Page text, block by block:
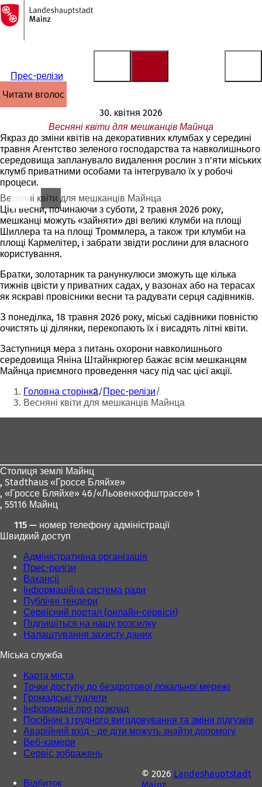
Перейти до змісту
На
головну
сторінку
Прес-релізи
читати вголос
30. квітня 2026
Весняні квіти для мешканців Майнца
Якраз до зміни квітів на декоративних клумбах у середині
травня Агентство зеленого господарства та навколишнього
середовища запланувало видалення рослин з п'яти міських
клумб приватними особами та інтегрувало їх у робочі
процеси.
Весняні квіти для мешканців Майнца
Цієї весни, починаючи з суботи, 2 травня 2026 року,
мешканці можуть «зайняти» дві великі клумби на площі
Шиллера та на площі Троммлера, а також три клумби на
площі Кармелітер, і забрати звідти рослини для власного
користування.
Братки, золотарник та ранункулюси зможуть ще кілька
тижнів цвісти у приватних садах, у вазонах або на терасах
як яскраві провісники весни та радувати серця садівників.
З понеділка, 18 травня 2026 року, міські садівники повністю
очистять ці ділянки, перекопають їх і висадять літні квіти.
Заступниця мера з питань охорони навколишнього
середовища Яніна Штайнкрюгер бажає всім мешканцям
Майнца приємного проведення часу під час цієї акції.
Ти
тут:
Головна сторінка Прес-релізи
Весняні квіти для мешканців Майнца
Столиця землі Майнц
, Stadthaus «Гроссе Бляйхе»
, «Гроссе Бляйхе» 46/«Льовенхофштрассе» 1
, 55116 Майнц
115 — номер телефону адміністрації
Швидкий доступ
Адміністративна організація
Прес-релізи
Вакансії
Інформаційна система ради
Публічні тендери
Сервісний портал (онлайн-сервіси)
Підпишіться на нашу розсилку
Налаштування захисту даних
Міська служба
Карта міста
Точки доступу до бездротової локальної мережі
Громадські туалети
Інформація про розклад
Посібник з грудного вигодовування та зміни підгузків
Аварійний вхід - де діти можуть знайти допомогу
Веб-камери
Сервіс зображень
Відбиток
© 2026 Landeshauptstadt